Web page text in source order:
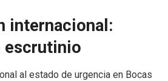
internacional:
escrutinio
al estado de urgencia en Bocas